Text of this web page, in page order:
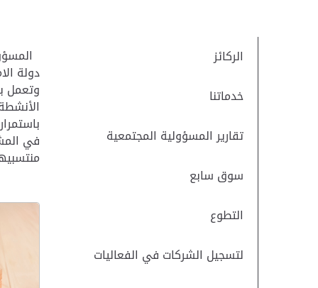
الركائز
خدماتنا
تقارير المسؤولية المجتمعية
سوق سابع
التطوع
لتسجيل الشركات في الفعاليات
دولة
وتعمل
في